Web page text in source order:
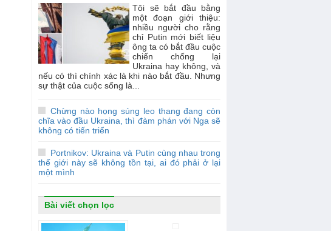
Tôi sẽ bắt đầu bằng
một đoạn giới thiệu:
nhiều người cho rằng
chỉ Putin mới biết liệu
ông ta có bắt đầu cuộc
chiến chống lại
Ukraina hay không, và
nếu có thì chính xác là khi nào bắt đầu. Nhưng
sự thật của cuộc sống là...
Chừng nào họng súng leo thang đang còn
chĩa vào đầu Ukraina, thì đàm phán với Nga sẽ
không có tiến triển
Portnikov: Ukraina và Putin cùng nhau trong
thế giới này sẽ không tồn tại, ai đó phải ở lại
một mình
Bài viết chọn lọc